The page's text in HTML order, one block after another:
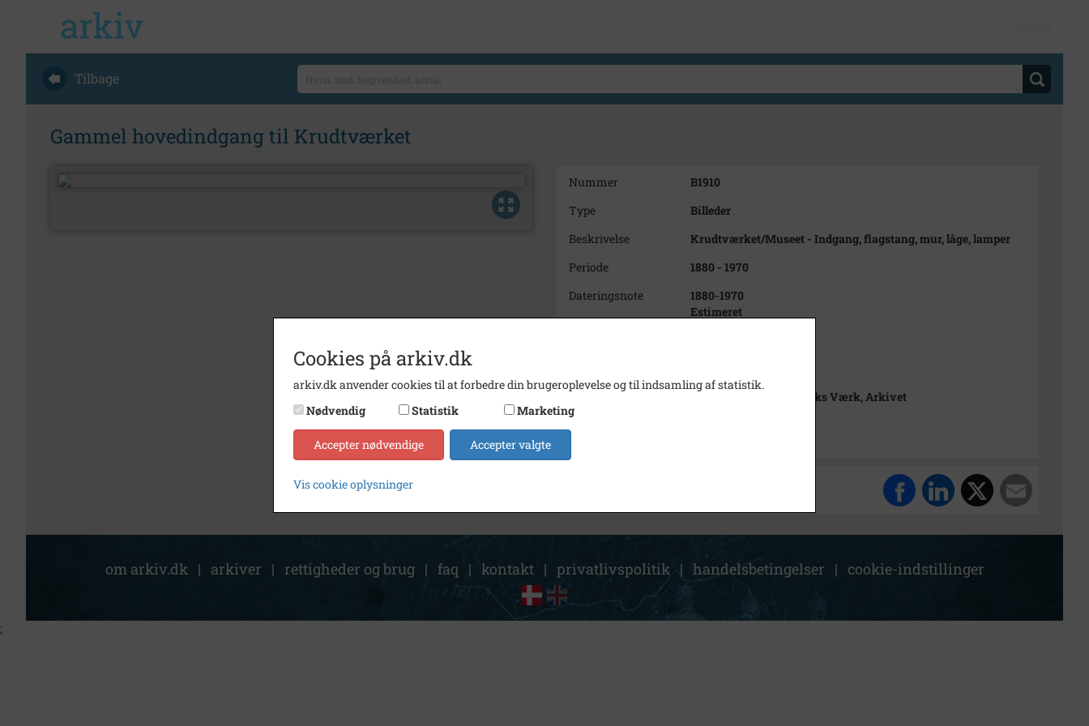
Tilbage
Gammel hovedindgang til Krudtværket
Nummer
B1910
Type
Billeder
Beskrivelse
Krudtværket/Museet - Indgang, flagstang, mur, låge, lamper
Periode
1880 - 1970
Dateringsnote
1880-1970
Estimeret
Arkiv
Industrimuseet Frederiks Værk, Arkivet
om arkiv.dk | arkiver | rettigheder og brug | faq | kontakt | privatlivspolitik | handelsbetingelser | cookie-indstillinger
Cookies på arkiv.dk
arkiv.dk anvender cookies til at forbedre din brugeroplevelse og til indsamling af statistik.
Nødvendig
Statistik Marketing
Accepter nødvendige Accepter valgte
Vis cookie oplysninger
;